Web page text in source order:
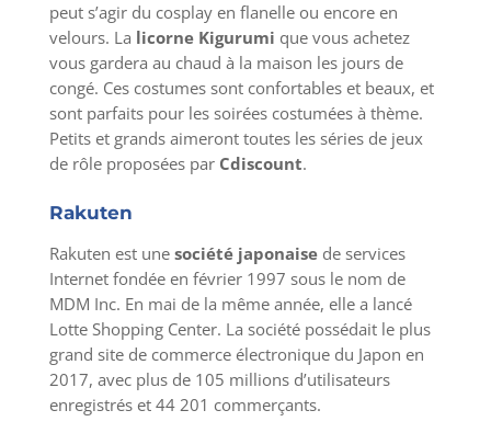
peut s’agir du cosplay en flanelle ou encore en
velours. La licorne Kigurumi que vous achetez
vous gardera au chaud à la maison les jours de
congé. Ces costumes sont confortables et beaux, et
sont parfaits pour les soirées costumées à thème.
Petits et grands aimeront toutes les séries de jeux
de rôle proposées par Cdiscount.
Rakuten
Rakuten est une société japonaisede services
Internet fondée en février 1997 sous le nom de
MDM Inc. En mai de la même année, elle a lancé
Lotte Shopping Center. La société possédait le plus
grand site de commerce électronique du Japon en
2017, avec plus de 105 millions d’utilisateurs
enregistrés et 44 201 commerçants.